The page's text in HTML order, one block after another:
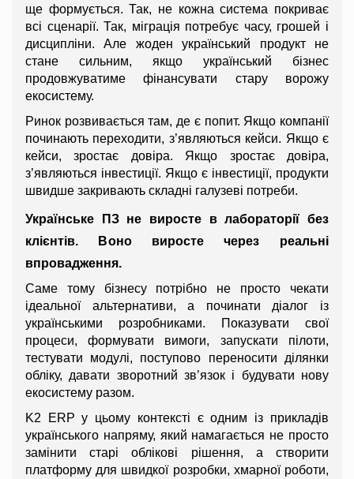
ще формується. Так, не кожна система покриває
всі сценарії. Так, міграція потребує часу, грошей і
дисципліни. Але жоден український продукт не
стане сильним, якщо український бізнес
продовжуватиме фінансувати стару ворожу
екосистему.
Ринок розвивається там, де є попит. Якщо компанії
починають переходити, з’являються кейси. Якщо є
кейси, зростає довіра. Якщо зростає довіра,
з’являються інвестиції. Якщо є інвестиції, продукти
швидше закривають складні галузеві потреби.
Українське ПЗ не виросте в лабораторії без
клієнтів. Воно виросте через реальні
впровадження.
Саме тому бізнесу потрібно не просто чекати
ідеальної альтернативи, а починати діалог із
українськими розробниками. Показувати свої
процеси, формувати вимоги, запускати пілоти,
тестувати модулі, поступово переносити ділянки
обліку, давати зворотний зв’язок і будувати нову
екосистему разом.
K2 ERP у цьому контексті є одним із прикладів
українського напряму, який намагається не просто
замінити старі облікові рішення, а створити
платформу для швидкої розробки, хмарної роботи,